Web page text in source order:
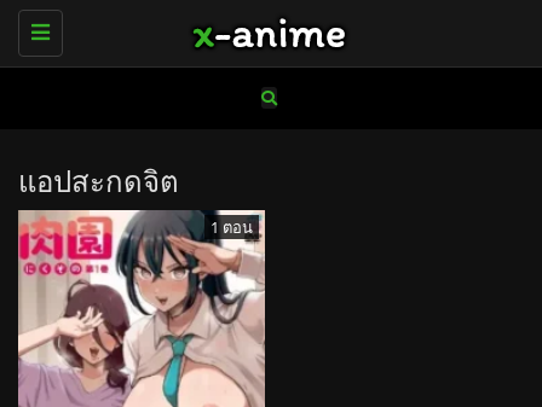
Toggle
navigation
แอปสะกดจิต
1 ตอน